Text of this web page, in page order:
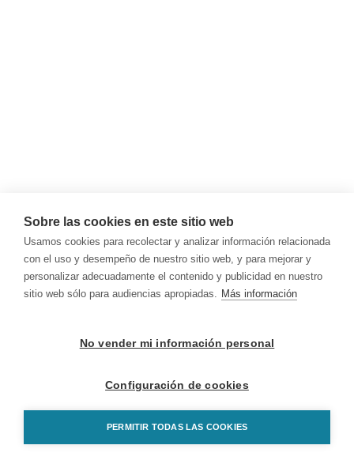
Sobre las cookies en este sitio web
Usamos cookies para recolectar y analizar información relacionada
con el uso y desempeño de nuestro sitio web, y para mejorar y
personalizar adecuadamente el contenido y publicidad en nuestro
sitio web sólo para audiencias apropiadas. Más información
No vender mi información personal
Configuración de cookies
PERMITIR TODAS LAS COOKIES